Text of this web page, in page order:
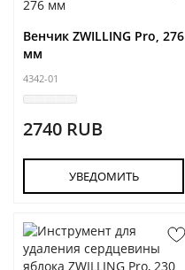
Венчик ZWILLING Pro, 276
мм
4342-01
2740 RUB
УВЕДОМИТЬ